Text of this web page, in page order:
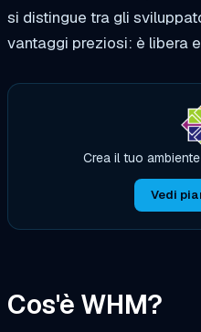
si distingue tra gli
vantaggi preziosi: è libera
Crea il tuo
Vedi
Cos'è WHM?